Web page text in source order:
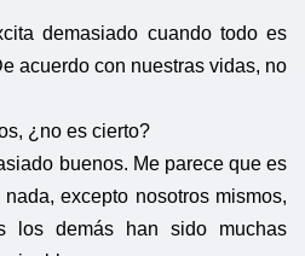
demasiado cuando todo es
acuerdo con nuestras vidas, no
¿no es cierto?
buenos. Me parece que es
excepto nosotros mismos,
los demás han sido muchas